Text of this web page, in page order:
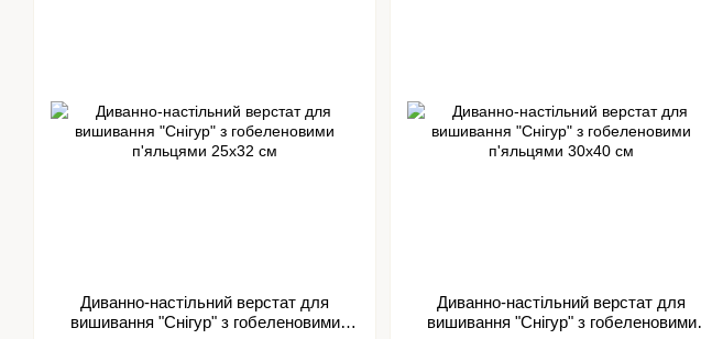
Диванно-настільний верстат для
вишивання "Снігур" з гобеленовими
Диванно-настільний верстат для
вишивання "Снігур" з гобеленовими